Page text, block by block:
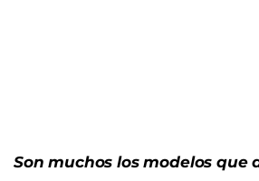
Son muchos los modelos